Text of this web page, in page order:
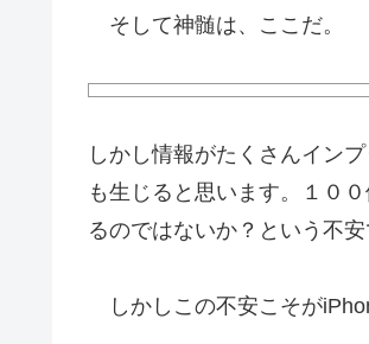
そして神髄は、ここだ。
しかし情報がたくさんイン
も生じると思います。１０
るのではないか？という不安
しかしこの不安こそが